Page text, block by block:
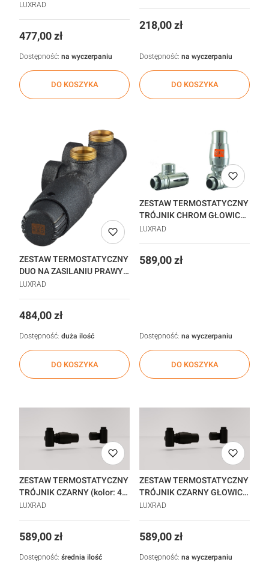
PRAWY CZARNY MAT
LUXRAD
Cena
477,00 zł
DO KOSZYKA
Dostępność: na wyczerpaniu
Cena
218,00 zł
DO KOSZYKA
Dostępność: na wyczerpaniu
ZESTAW TERMOSTATYCZNY
DUO NA ZASILANIU PRAWY
CZARNY STR._45243492 /
LUXRAD
Cena
484,00 zł
DO KOSZYKA
Dostępność: duża ilość
ZESTAW TERMOSTATYCZNY
TRÓJNIK CHROM GŁOWICA
W LEWO_45805921
LUXRAD
Cena
589,00 zł
DO KOSZYKA
Dostępność: na wyczerpaniu
ZESTAW TERMOSTATYCZNY
TRÓJNIK CZARNY (kolor: 4
styczeń) GŁOWICA W
LUXRAD
Cena
589,00 zł
Dostępność: średnia ilość
ZESTAW TERMOSTATYCZNY
TRÓJNIK CZARNY GŁOWICA
W LEWO_45805942
LUXRAD
Cena
589,00 zł
Dostępność: na wyczerpaniu